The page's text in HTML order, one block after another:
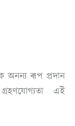
ৰূপ প্ৰদান
এই